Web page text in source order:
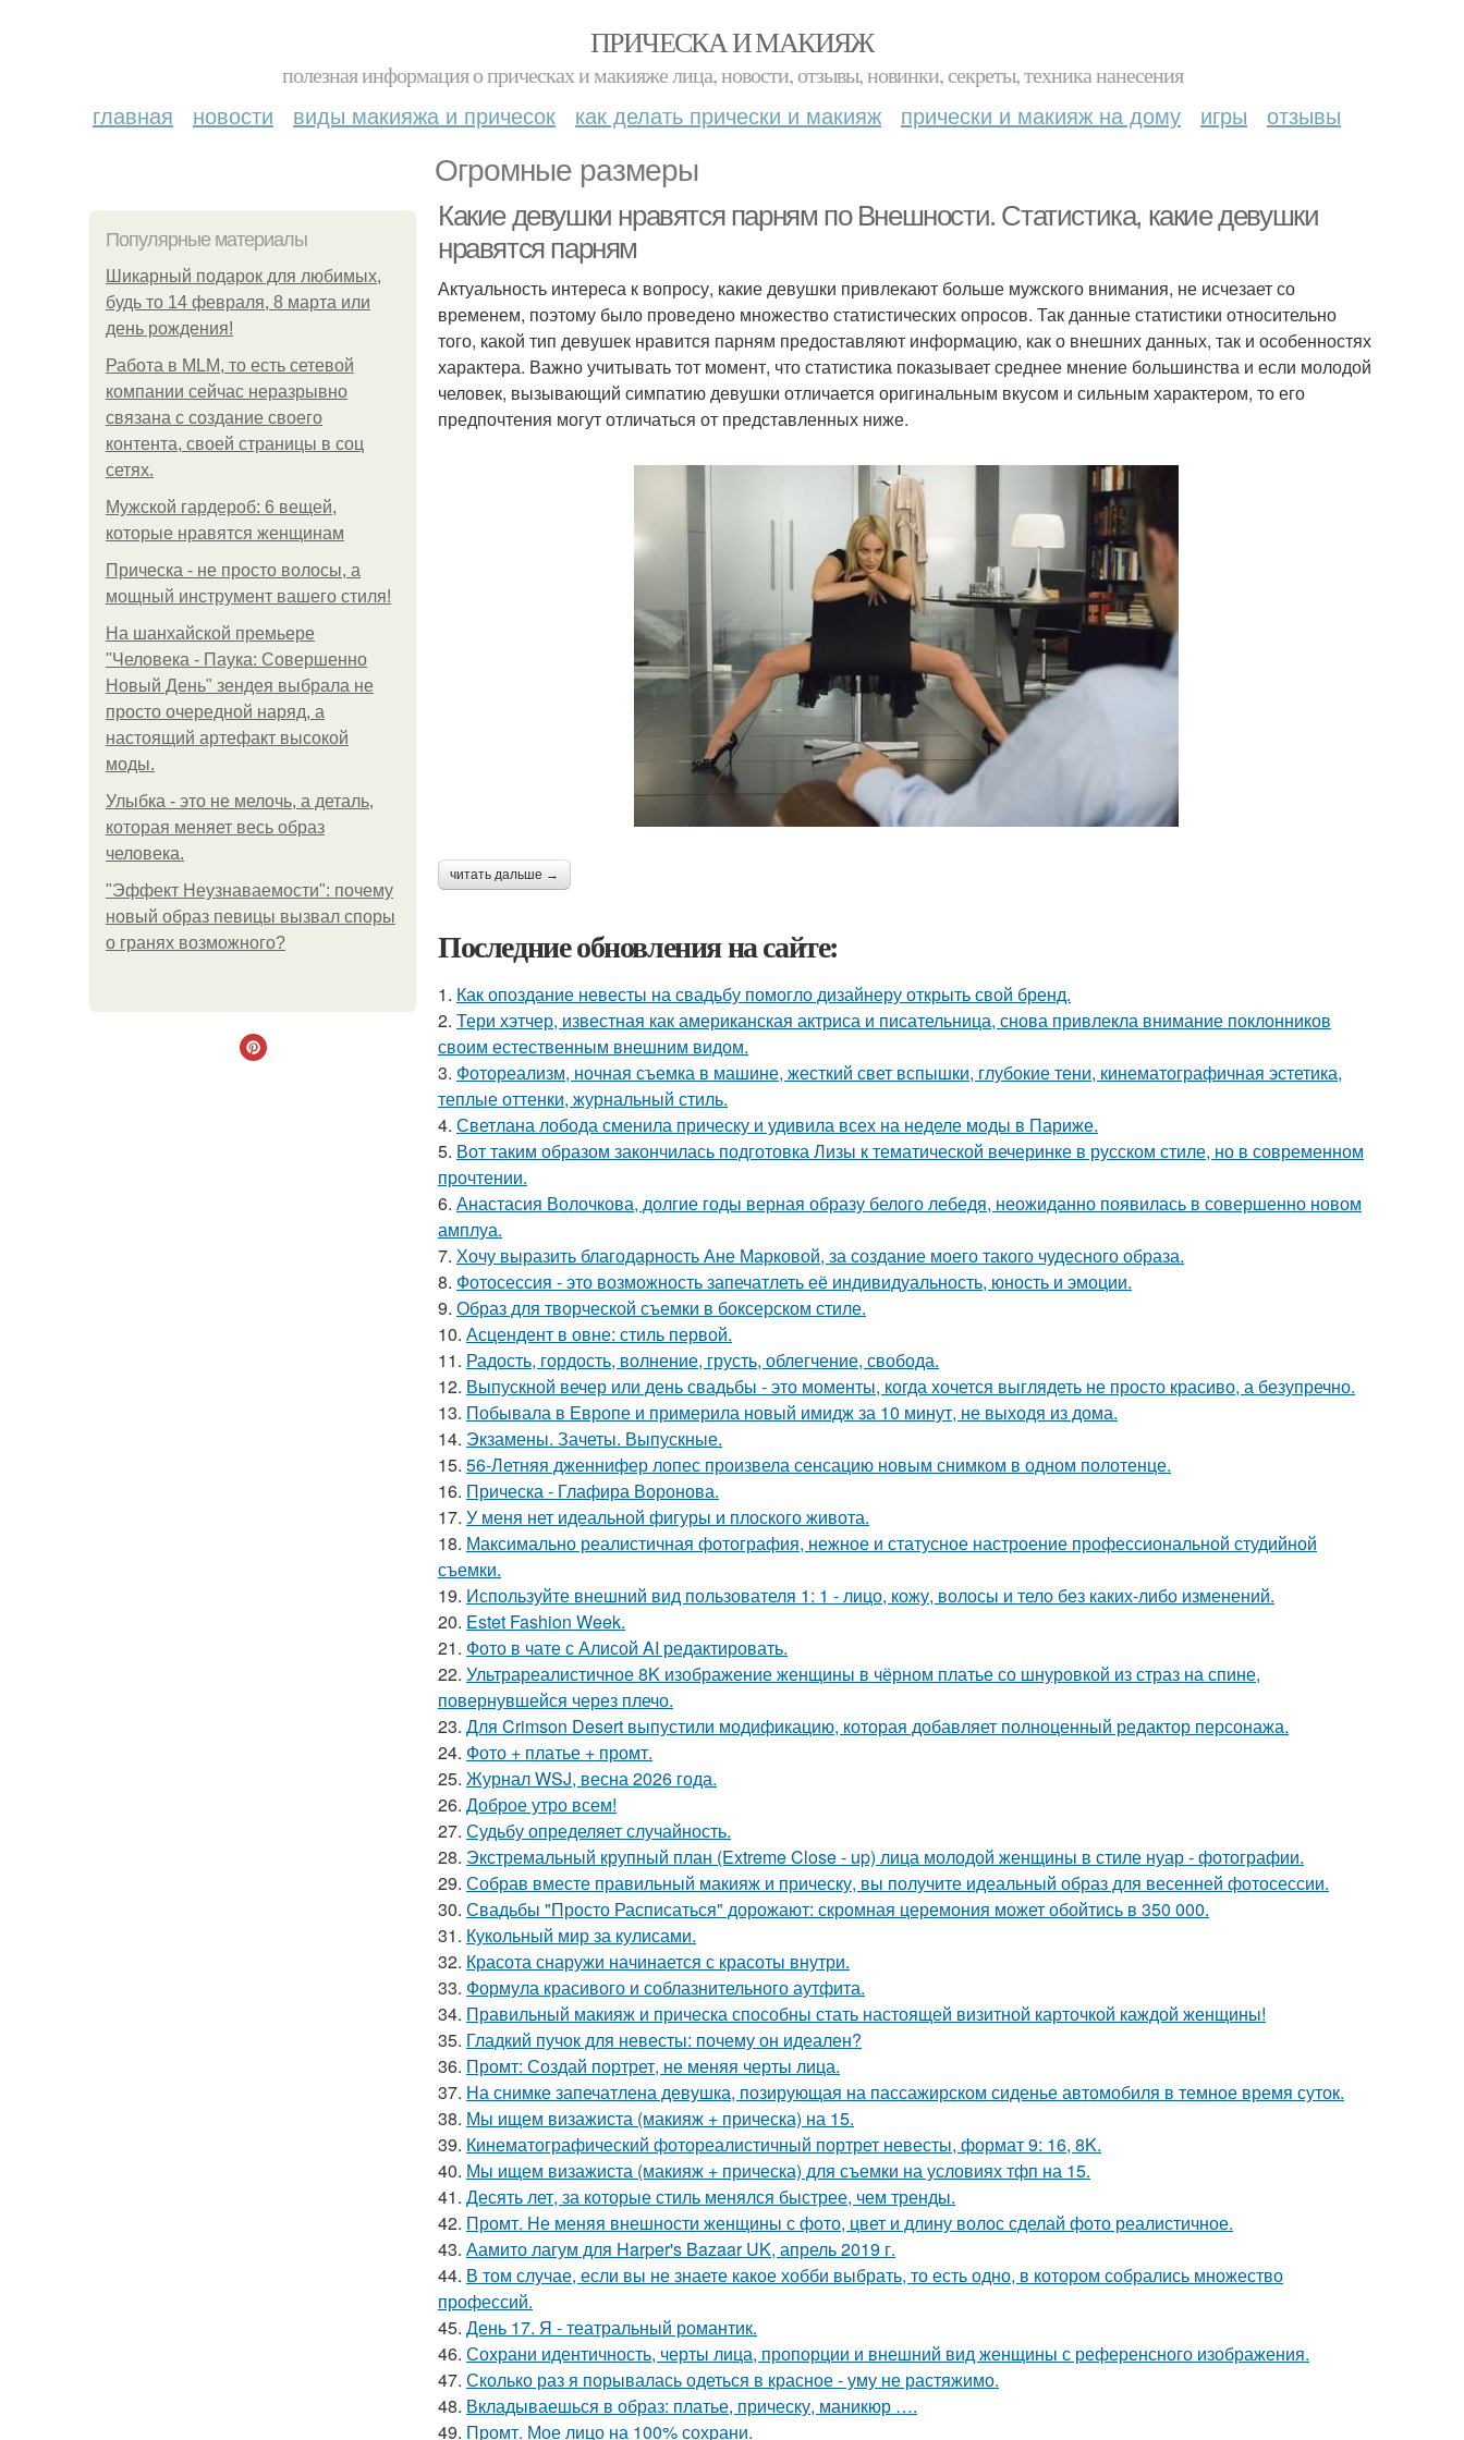
ПРИЧЕСКА И МАКИЯЖ
полезная информация о прическах и макияже лица, новости, отзывы, новинки, секреты, техника нанесения
главная новости виды макияжа и причесок как делать прически и макияж прически и макияж на дому игры отзывы
Огромные размеры
Популярные материалы
Шикарный подарок для любимых,
будь то 14 февраля, 8 марта или
день рождения!
Работа в MLM, то есть сетевой
компании сейчас неразрывно
связана с создание своего
контента, своей страницы в соц
сетях.
Мужской гардероб: 6 вещей,
которые нравятся женщинам
Прическа - не просто волосы, а
мощный инструмент вашего стиля!
На шанхайской премьере
"Человека - Паука: Совершенно
Новый День" зендея выбрала не
просто очередной наряд, а
настоящий артефакт высокой
моды.
Улыбка - это не мелочь, а деталь,
которая меняет весь образ
человека.
"Эффект Неузнаваемости": почему
новый образ певицы вызвал споры
о гранях возможного?
Какие девушки нравятся парням по Внешности. Статистика, какие девушки
нравятся парням
Актуальность интереса к вопросу, какие девушки привлекают больше мужского внимания, не исчезает со
временем, поэтому было проведено множество статистических опросов. Так данные статистики относительно
того, какой тип девушек нравится парням предоставляют информацию, как о внешних данных, так и особенностях
характера. Важно учитывать тот момент, что статистика показывает среднее мнение большинства и если молодой
человек, вызывающий симпатию девушки отличается оригинальным вкусом и сильным характером, то его
предпочтения могут отличаться от представленных ниже.
читать дальше →
Последние обновления на сайте:
1. Как опоздание невесты на свадьбу помогло дизайнеру открыть свой бренд.
2. Тери хэтчер, известная как американская актриса и писательница, снова привлекла внимание поклонников
своим естественным внешним видом.
3. Фотореализм, ночная съемка в машине, жесткий свет вспышки, глубокие тени, кинематографичная эстетика,
теплые оттенки, журнальный стиль.
4. Светлана лобода сменила прическу и удивила всех на неделе моды в Париже.
5. Вот таким образом закончилась подготовка Лизы к тематической вечеринке в русском стиле, но в современном
прочтении.
6. Анастасия Волочкова, долгие годы верная образу белого лебедя, неожиданно появилась в совершенно новом
амплуа.
7. Хочу выразить благодарность Ане Марковой, за создание моего такого чудесного образа.
8. Фотосессия - это возможность запечатлеть её индивидуальность, юность и эмоции.
9. Образ для творческой съемки в боксерском стиле.
10. Асцендент в овне: стиль первой.
11. Радость, гордость, волнение, грусть, облегчение, свобода.
12. Выпускной вечер или день свадьбы - это моменты, когда хочется выглядеть не просто красиво, а безупречно.
13. Побывала в Европе и примерила новый имидж за 10 минут, не выходя из дома.
14. Экзамены. Зачеты. Выпускные.
15. 56-Летняя дженнифер лопес произвела сенсацию новым снимком в одном полотенце.
16. Прическа - Глафира Воронова.
17. У меня нет идеальной фигуры и плоского живота.
18. Максимально реалистичная фотография, нежное и статусное настроение профессиональной студийной
съемки.
19. Используйте внешний вид пользователя 1: 1 - лицо, кожу, волосы и тело без каких-либо изменений.
20. Estet Fashion Week.
21. Фото в чате с Алисой AI редактировать.
22. Ультрареалистичное 8K изображение женщины в чёрном платье со шнуровкой из страз на спине,
повернувшейся через плечо.
23. Для Crimson Desert выпустили модификацию, которая добавляет полноценный редактор персонажа.
24. Фото + платье + промт.
25. Журнал WSJ, весна 2026 года.
26. Доброе утро всем!
27. Судьбу определяет случайность.
28. Экстремальный крупный план (Extreme Close - up) лица молодой женщины в стиле нуар - фотографии.
29. Собрав вместе правильный макияж и прическу, вы получите идеальный образ для весенней фотосессии.
30. Свадьбы "Просто Расписаться" дорожают: скромная церемония может обойтись в 350 000.
31. Кукольный мир за кулисами.
32. Красота снаружи начинается с красоты внутри.
33. Формула красивого и соблазнительного аутфита.
34. Правильный макияж и прическа способны стать настоящей визитной карточкой каждой женщины!
35. Гладкий пучок для невесты: почему он идеален?
36. Промт: Создай портрет, не меняя черты лица.
37. На снимке запечатлена девушка, позирующая на пассажирском сиденье автомобиля в темное время суток.
38. Мы ищем визажиста (макияж + прическа) на 15.
39. Кинематографический фотореалистичный портрет невесты, формат 9: 16, 8K.
40. Мы ищем визажиста (макияж + прическа) для съемки на условиях тфп на 15.
41. Десять лет, за которые стиль менялся быстрее, чем тренды.
42. Промт. Не меняя внешности женщины с фото, цвет и длину волос сделай фото реалистичное.
43. Аамито лагум для Harper's Bazaar UK, апрель 2019 г.
44. В том случае, если вы не знаете какое хобби выбрать, то есть одно, в котором собрались множество
профессий.
45. День 17. Я - театральный романтик.
46. Сохрани идентичность, черты лица, пропорции и внешний вид женщины с референсного изображения.
47. Сколько раз я порывалась одеться в красное - уму не растяжимо.
48. Вкладываешься в образ: платье, прическу, маникюр ….
49. Промт. Мое лицо на 100% сохрани.